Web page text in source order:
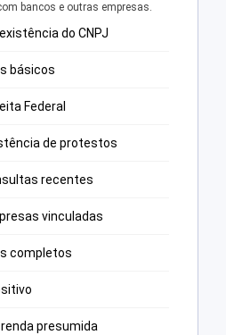
bancos e outras empresas.
do CNPJ
básicos
Federal
de protestos
recentes
vinculadas
completos
presumida